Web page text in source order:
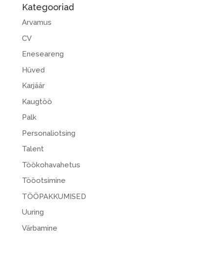
Kategooriad
Arvamus
CV
Eneseareng
Hüved
Karjäär
Kaugtöö
Palk
Personaliotsing
Talent
Töökohavahetus
Tööotsimine
TÖÖPAKKUMISED
Uuring
Värbamine